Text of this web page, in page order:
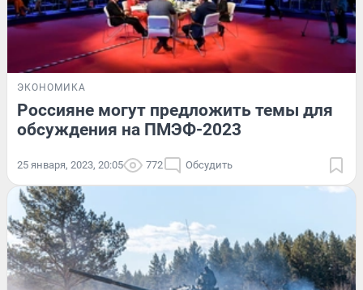
ЭКОНОМИКА
Россияне могут предложить темы для
обсуждения на ПМЭФ-2023
25 января, 2023, 20:05 772 Обсудить